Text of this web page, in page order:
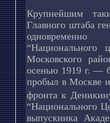
Крупнейшим
Главного штаба
Московского
осенью 1919 г. —
пробыл в Москве
фронта к
“Национального
выпускника